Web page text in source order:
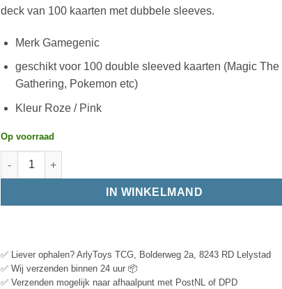
deck van 100 kaarten met dubbele sleeves.
Merk Gamegenic
geschikt voor 100 double sleeved kaarten (Magic The
Gathering, Pokemon etc)
Kleur Roze / Pink
Op voorraad
IN WINKELMAND
✅ Liever ophalen? ArlyToys TCG, Bolderweg 2a, 8243 RD Lelystad
✅ Wij verzenden binnen 24 uur 📦
✅ Verzenden mogelijk naar afhaalpunt met PostNL of DPD